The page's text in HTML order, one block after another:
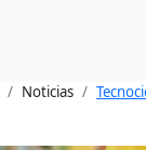
Noticias